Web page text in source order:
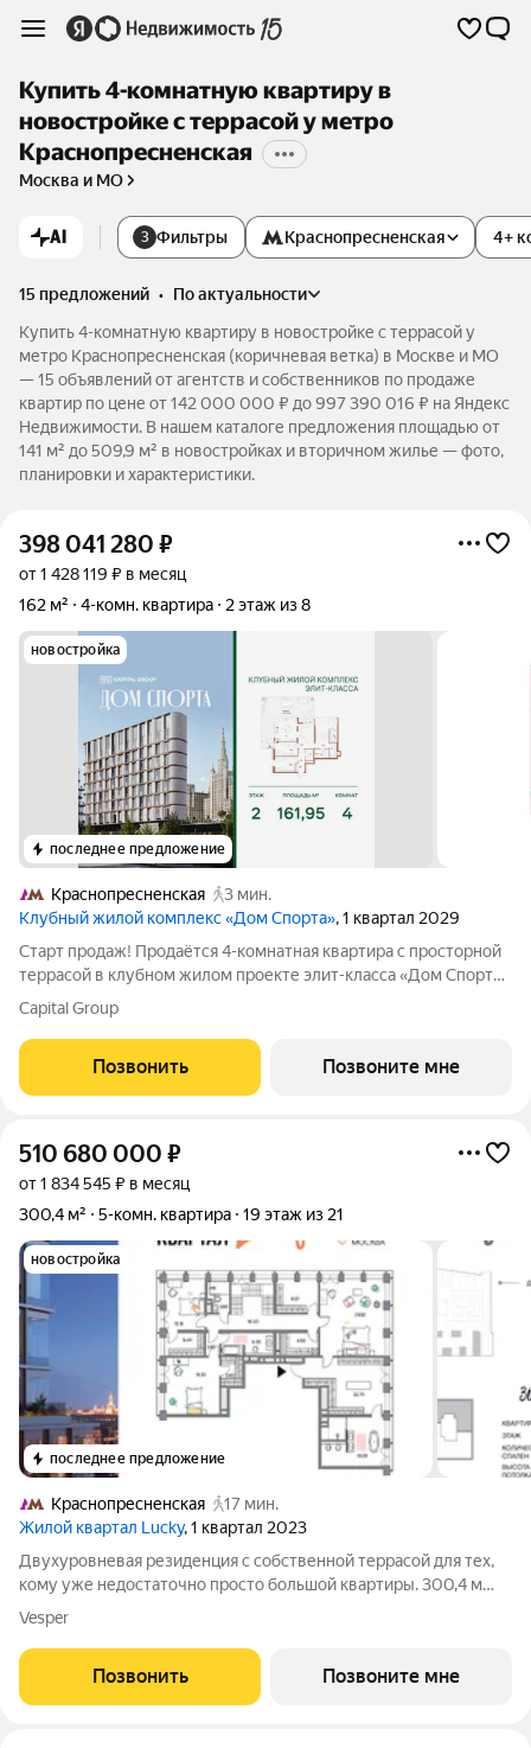
Купить 4-комнатную квартиру в
новостройке с террасой у метро
Краснопресненская
Москва и МО
AI 3 Фильтры Краснопресненская 4+
15 предложений •
по актуальности
Купить 4-комнатную квартиру в новостройке с террасой у
метро Краснопресненская (коричневая ветка) в Москве и МО
— 15 объявлений от агентств и собственников по продаже
квартир по цене от 142 000 000 ₽ до 997 390 016 ₽ на Яндекс
Недвижимости. В нашем каталоге предложения площадью от
141 м² до 509,9 м² в новостройках и вторичном жилье — фото,
планировки и характеристики.
398 041 280 ₽
от 1 428 119 ₽ в месяц
162 м²
4-комн. квартира 2 этаж из 8
новостройка
последнее предложение
Краснопресненская
3 мин.
Клубный жилой комплекс «Дом Спорта», 1 квартал 2029
Старт продаж! Продаётся 4-комнатная квартира с просторной
террасой в клубном жилом проекте элит-класса «Дом Спорта»
редкий формат для тех, кто выбирает приватность, масштаб и
безупречный комфорт. Эта квартира больше, чем просто
квадратные метры.
Capital Group
Позвонить Позвоните мне
510 680 000 ₽
от 1 834 545 ₽ в месяц
300,4 м²
5-комн. квартира 19 этаж из 21
новостройка
последнее предложение
Краснопресненская
17 мин.
Жилой квартал Lucky, 1 квартал 2023
Двухуровневая резиденция с собственной террасой для тех,
кому уже недостаточно просто большой квартиры. 300,4 м
готового пространства на 19 и 20 этажах дома (Корпус 8), где
каждый уровень дарит свой сценарий жизни. Здесь легко
забыть, что вы
Vesper
Позвонить Позвоните мне